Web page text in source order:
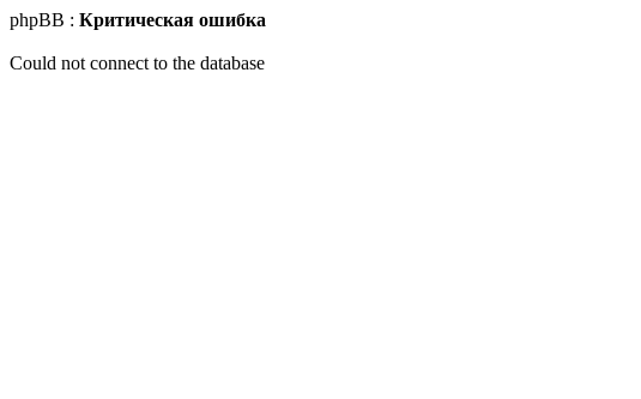
phpBB : Критическая ошибка
Could not connect to the database